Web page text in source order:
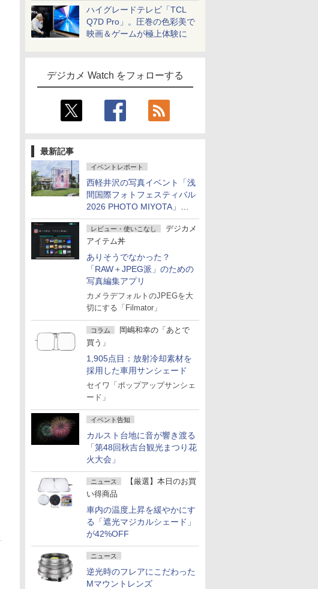
ハイグレードテレビ「TCL
Q7D Pro」。圧巻の色彩美で
映画＆ゲームが極上体験に
デジカメ Watch をフォローする
最新記事
イベントレポート
西軽井沢の写真イベント「浅
間国際フォトフェスティバル
2026 PHOTO MIYOTA」が
開幕
レビュー・使いこなし
デジカメ
アイテム丼
ありそうでなかった？
「RAW＋JPEG派」のための
写真編集アプリ
カメラデフォルトのJPEGを大
切にする「Filmator」
コラム
岡嶋和幸の「あとで
買う」
1,905点目：放射冷却素材を
採用した車用サンシェード
セイワ「ポップアップサンシェ
ード」
イベント告知
カルスト台地に音が響き渡る
「第48回秋吉台観光まつり花
火大会」
ニュース
【厳選】本日のお買
い得商品
車内の温度上昇を緩やかにす
る「遮光マジカルシェード」
が42%OFF
ニュース
逆光時のフレアにこだわった
Mマウントレンズ